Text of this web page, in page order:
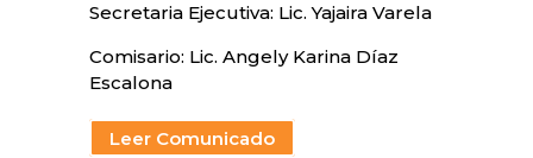
Secretaria Ejecutiva: Lic. Yajaira Varela
Comisario: Lic. Angely Karina Díaz
Escalona
Leer Comunicado